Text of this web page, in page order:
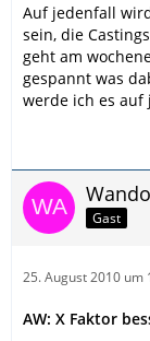
Auf jedenfall
sein, die
geht am
gespannt was
werde ich es
Gast
25. August 2010 um
AW: X Faktor